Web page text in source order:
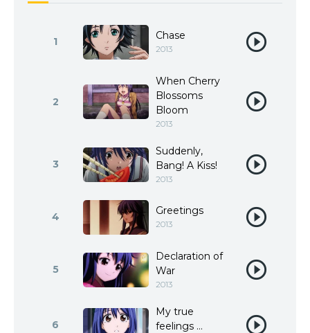
1 Chase
2013
2
When Cherry
Blossoms
Bloom
2013
3
Suddenly,
Bang! A Kiss!
2013
4 Greetings
2013
5
Declaration of
War
2013
6
My true
feelings …